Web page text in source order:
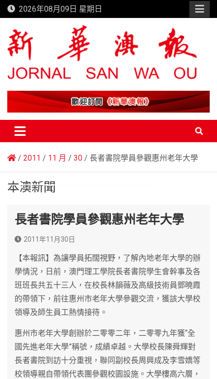
Skip
to
content
2026年08月09日 星期日
新華澳報
2011 11 月 30 長者書院學員參觀惠州老年大學
本澳新聞
長者書院學員參觀惠州老年大學
2011年11月30日
【本報訊】為讓學員拓闊視野，了解內地老年大學的辦
學情況，日前，澳門理工學院長者書院學生會幹事及各
班班長共五十三人，在校長林韻薇及高級技術員鄧曉霞
的帶領下，前往惠州市老年大學參觀交流，獲該大學校
領導及師生員工熱情接待。
惠州市老年大學創辦於二零零二年，二零零九年獲“全
國先進老年大學”稱號，成績卓越。大學校長陳舜輝對
長者書院到訪十分重視，聯同副校長周興成及李雪嬌等
校領導親自帶領代表團參觀校園設施。大學樓高六層，